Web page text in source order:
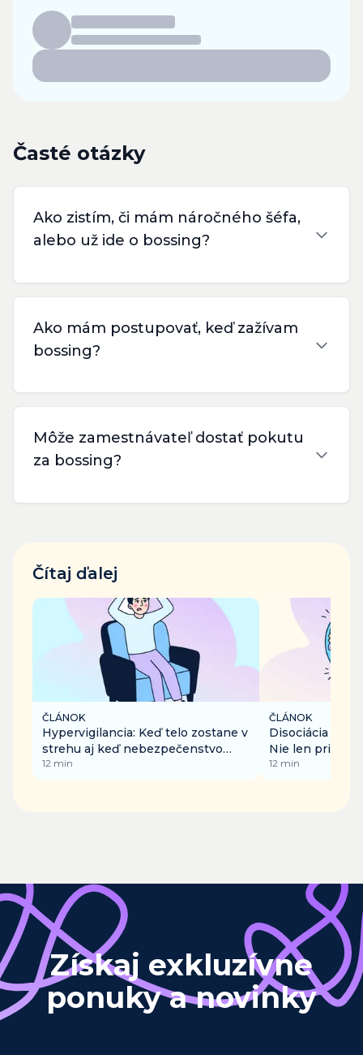
Časté otázky
Ako zistím, či mám náročného šéfa,
alebo už ide o bossing?
Ako mám postupovať, keď zažívam
bossing?
Môže zamestnávateľ dostať pokutu
za bossing?
Čítaj ďalej
ČLÁNOK
Hypervigilancia: Keď telo zostane v
strehu aj keď nebezpečenstvo
pominulo
12 min
ČLÁNOK
Disociácia v
Nie len pri
nude či
12 min
Získaj exkluzívne
ponuky a novinky